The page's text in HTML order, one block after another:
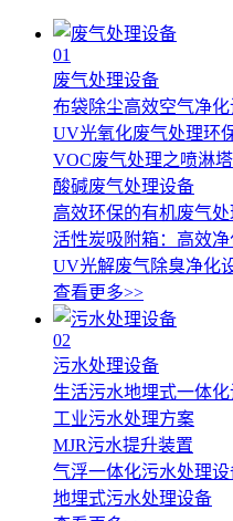
01
废气处理设备
布袋除尘高效空气净
UV光氧化废气处理环
VOC废气处理之喷淋塔
酸碱废气处理设备
高效环保的有机废气
活性炭吸附箱：高效
UV光解废气除臭净化
查看更多>>
02
污水处理设备
生活污水地埋式一体
工业污水处理方案
MJR污水提升装置
气浮一体化污水处理设
地埋式污水处理设备